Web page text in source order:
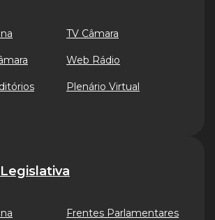
TV Câmara
Web Rádio
Plenário Virtual
Frentes Parlamentares